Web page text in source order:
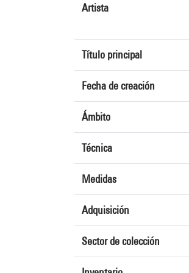
Artista
Título principal
Fecha de creación
Ámbito
Técnica
Medidas
Adquisición
Sector de colección